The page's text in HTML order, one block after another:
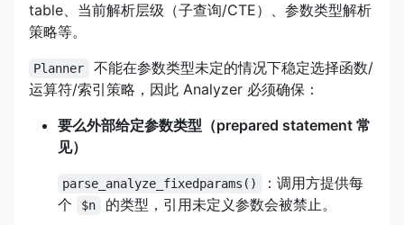
table、当前解析层级（子查询/CTE）、参数类型解析
策略等。
Planner
不能在参数类型未定的情况下稳定选择函数/
运算符/索引策略，因此 Analyzer 必须确保：
要么外部给定参数类型（prepared statement 常
见）
parse_analyze_fixedparams()
：调用方提供每
个
$n
的类型，引用未定义参数会被禁止。